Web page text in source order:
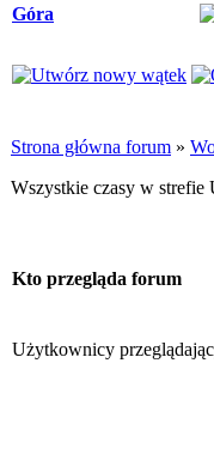
Góra
Strona główna forum »
Wszystkie czasy w strefie
Kto przegląda forum
Użytkownicy